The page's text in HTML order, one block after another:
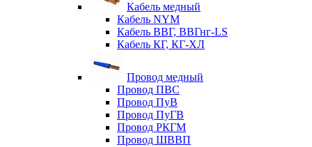
Кабель медный
Кабель NYM
Кабель ВВГ, ВВГнг-LS
Кабель КГ, КГ-ХЛ
Провод медный
Провод ПВС
Провод ПуВ
Провод ПуГВ
Провод РКГМ
Провод ШВВП